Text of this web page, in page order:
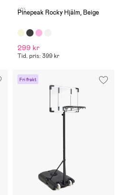
(0)
Pinepeak Rocky Hjälm, Beige
299 kr
Tid. pris: 399 kr
Fri frakt